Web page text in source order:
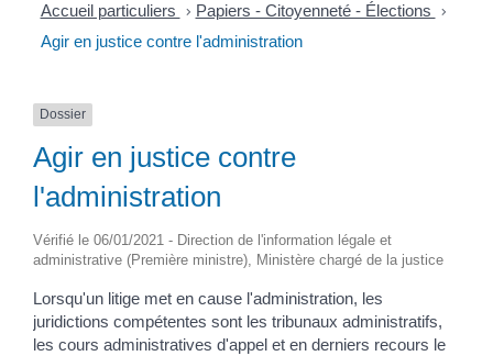
Accueil particuliers > Papiers - Citoyenneté - Élections >
Agir en justice contre l'administration
Dossier
Agir en justice contre
l'administration
Vérifié le 06/01/2021 - Direction de l'information légale et
administrative (Première ministre), Ministère chargé de la justice
Lorsqu'un litige met en cause l'administration, les
juridictions compétentes sont les tribunaux administratifs,
les cours administratives d'appel et en derniers recours le